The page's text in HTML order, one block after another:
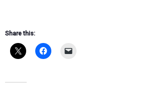
Share this: